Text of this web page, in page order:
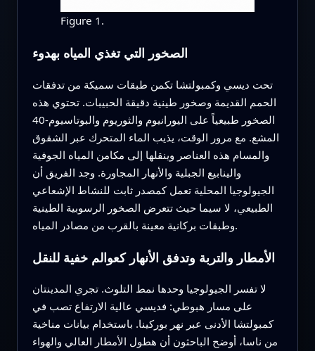
Figure 1.
الصخور التي تغذي المياه بهدوء
تحت ديسي وكمبولتشا تكمن طبقات سميكة من تدفقات
الحمم القديمة وصخور طينية دقيقة الحبيبات. تحتوي هذه
الصخور طبيعياً على اليورانيوم والثوريوم والبوتاسيوم-40
المشع. مع مرور الوقت، يذيب الماء المتحرك عبر الشقوق
والمسام هذه العناصر وينقلها إلى مكامن المياه الجوفية
والينابيع الجبلية والأنهار المجاورة. وجد الفريق أن
الجيولوجيا المحلية تعمل كمصدر ثابت للنشاط الإشعاعي
الطبيعي، لا سيما حيث تتعرض الصخور الرسوبية الطينية
وطبقات بركانية معينة بالقرب من مصادر المياه.
الأمطار والتربة وتدفق الأنهار كعوالم خفية للنقل
لا تفسر الجيولوجيا وحدها نمط التلوث. تجري المدينتان
على مسار هبوطي: فديسي عالية الارتفاع تصب في
كمبولتشا الأدنى عبر نهر بوركينا. باستخدام بيانات مناخية
من ناسا، أوضح الباحثون أن هطول الأمطار العالي والهواء